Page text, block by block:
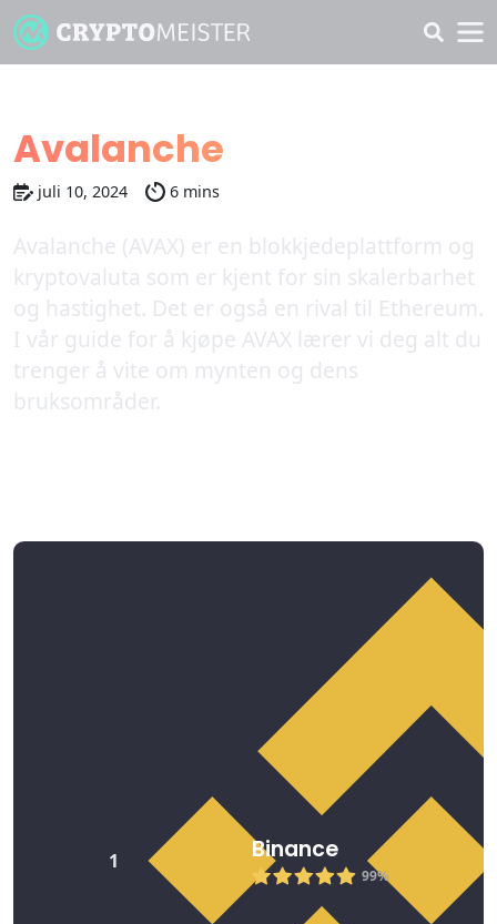
Avalanche
juli 10, 2024 6 mins
Avalanche (AVAX) er en blokkjedeplattform og
kryptovaluta som er kjent for sin skalerbarhet
og hastighet. Det er også en rival til Ethereum.
I vår guide for å kjøpe AVAX lærer vi deg alt du
trenger å vite om mynten og dens
bruksområder.
1 Binance
99%